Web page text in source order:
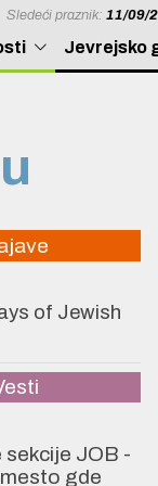
Sledeći praznik:11/09/
Jevrejsko
of Jewish
sekcije JOB -
gde